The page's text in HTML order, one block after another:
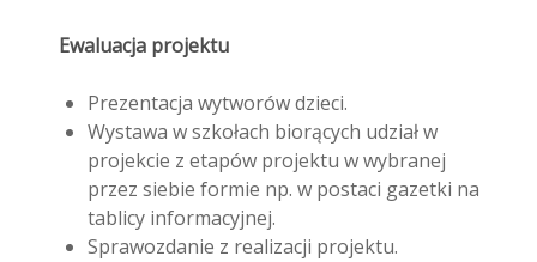
Ewaluacja projektu
Prezentacja wytworów dzieci.
Wystawa w szkołach biorących udział w
projekcie z etapów projektu w wybranej
przez siebie formie np. w postaci gazetki na
tablicy informacyjnej.
Sprawozdanie z realizacji projektu.